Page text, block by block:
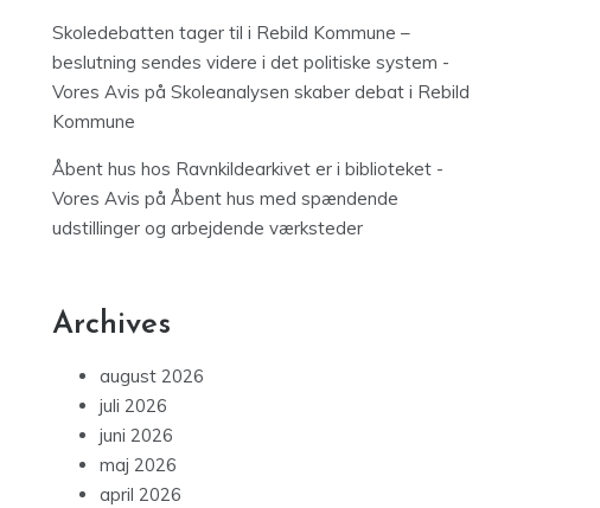
Skoledebatten tager til i Rebild Kommune –
beslutning sendes videre i det politiske system -
Vores Avis på Skoleanalysen skaber debat i Rebild
Kommune
Åbent hus hos Ravnkildearkivet er i biblioteket -
Vores Avis på Åbent hus med spændende
udstillinger og arbejdende værksteder
Archives
august 2026
juli 2026
juni 2026
maj 2026
april 2026